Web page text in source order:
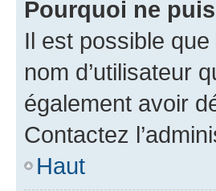
Pourquoi ne
Il est possible
nom d’utilisateur
également avoir
Contactez
Haut